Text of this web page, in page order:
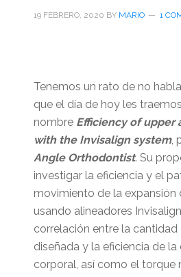
19 FEBRERO, 2020 BY MARIO 1
Tenemos un rato de no
que el día de hoy les
nombre Efficiency of upper
with the Invisalign system,
Angle Orthodontist. Su
investigar la eficiencia y el
movimiento de la expansión
usando alineadores
correlación entre la cantidad
diseñada y la eficiencia de la
corporal, así como el torque